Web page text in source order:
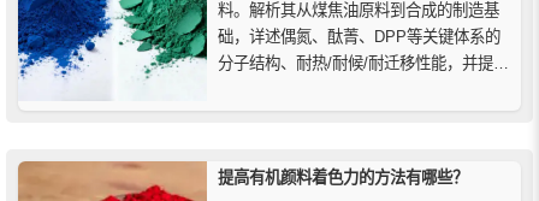
料。解析其从煤焦油原料到合成的制造基
础，详述偶氮、酞菁、DPP等关键体系的
分子结构、耐热/耐候/耐迁移性能，并提供
提高有机颜料着色力的方法有哪些？